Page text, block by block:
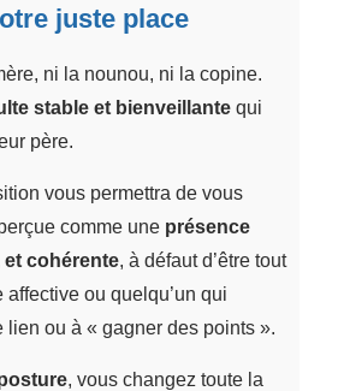
juste place
ni la nounou, ni la copine.
stable et bienveillante qui
père.
vous permettra de vous
comme uneprésence
cohérente, à défaut d’être tout
ou quelqu’un qui
lien ou à « gagner des points ».
, vous changez toute la